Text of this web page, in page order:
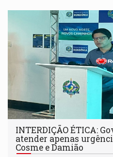
INTERDIÇÃO ÉTICA:
atender apenas
Cosme e Damião